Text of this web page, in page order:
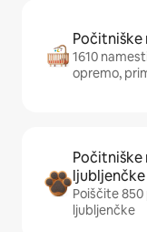
Počitniške
1610
opremo,
Počitniške
ljubljenčke
Poiščite
ljubljenčke